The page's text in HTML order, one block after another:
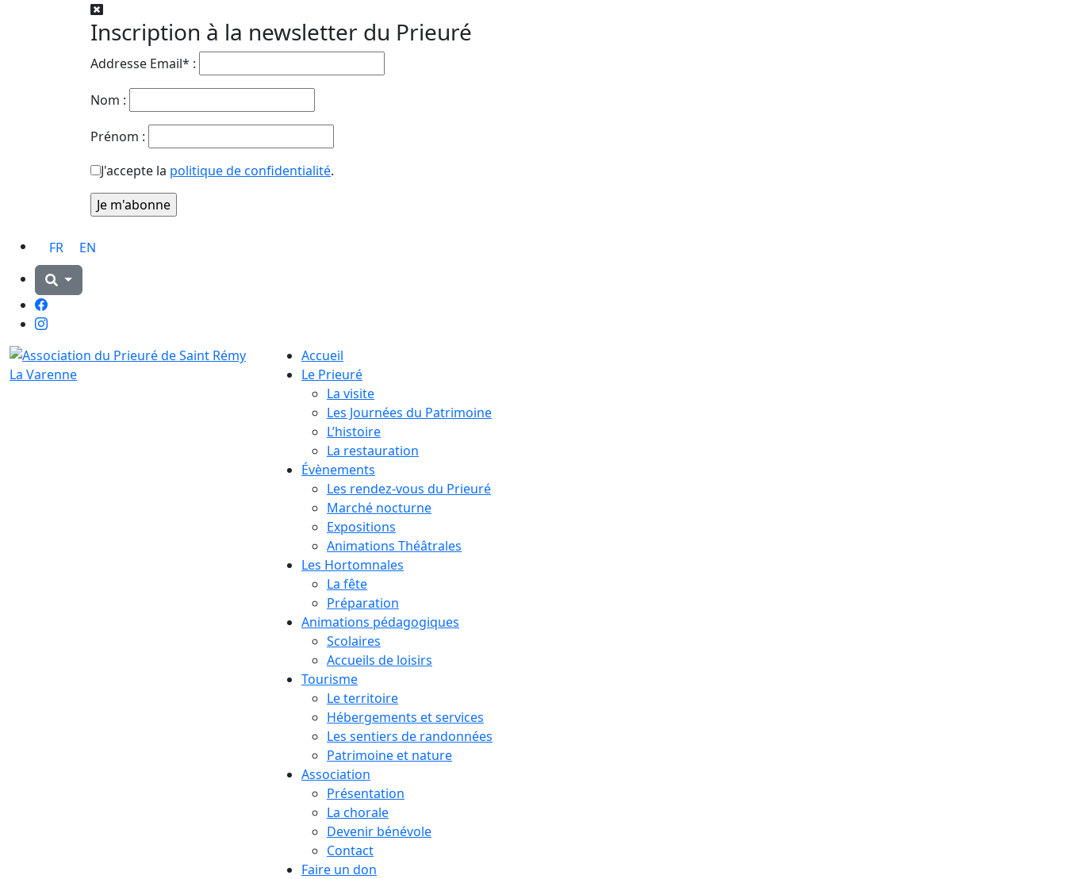
Inscription à la newsletter du Prieuré
Addresse Email* :
Nom :
Prénom :
J'accepte la politique de confidentialité.
FR EN
Facebook
Instagram
Accueil
Le Prieuré
La visite
Les Journées du Patrimoine
L’histoire
La restauration
Évènements
Les rendez-vous du Prieuré
Marché nocturne
Expositions
Animations Théâtrales
Les Hortomnales
La fête
Préparation
Animations pédagogiques
Scolaires
Accueils de loisirs
Tourisme
Le territoire
Hébergements et services
Les sentiers de randonnées
Patrimoine et nature
Association
Présentation
La chorale
Devenir bénévole
Contact
Faire un don